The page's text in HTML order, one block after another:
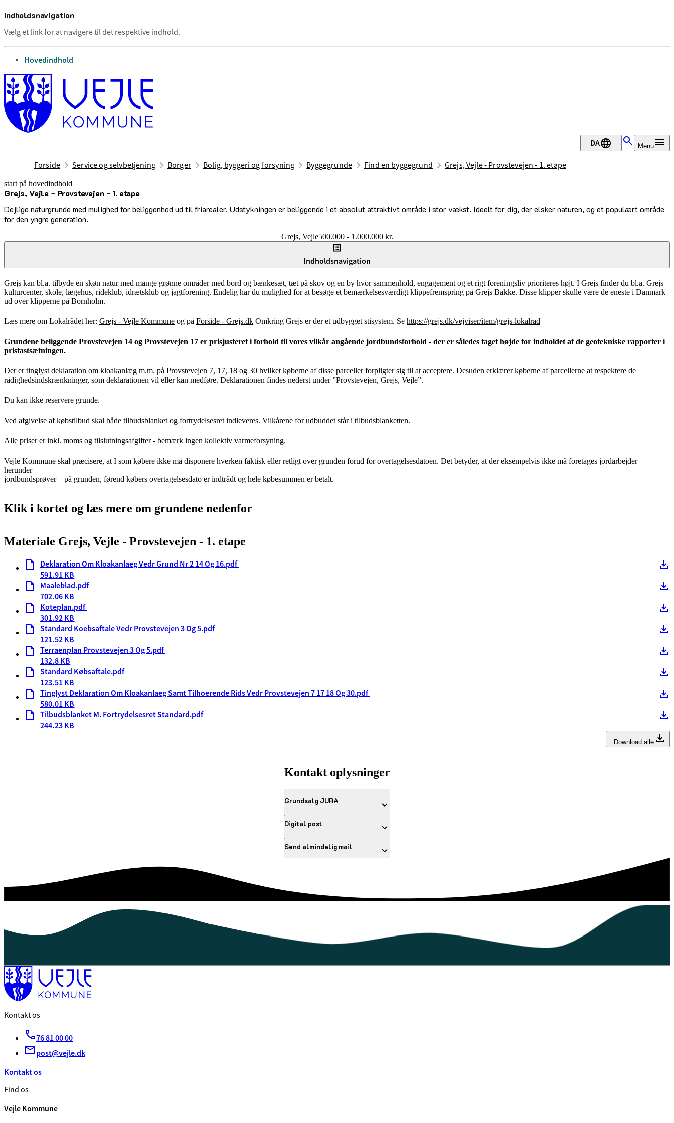
Indholdsnavigation
Vælg et link for at navigere til det respektive indhold.
gå til
Hovedindhold
DA Menu
Forside Service og selvbetjening Borger Bolig, byggeri og forsyning Byggegrunde Find en byggegrund Grejs, Vejle - Provstevejen - 1. etape
start på hovedindhold
Grejs, Vejle - Provstevejen - 1. etape
Dejlige naturgrunde med mulighed for beliggenhed ud til friarealer. Udstykningen er beliggende i et absolut attraktivt område i stor vækst. Ideelt for dig, der elsker naturen, og et populært område
for den yngre generation.
senest opdateret 18. februar 2026
Grejs, Vejle500.000 - 1.000.000 kr.
Indholdsnavigation
Grejs er en åben, selvstændig og viljestærk by med en betagende udsigt til Grejsdalen, som gør det svært ikke at blive en smule poetisk. Grejs er beliggende ved Østjyske Motorvej syv kilometer nord for Vejle,
hvilket gør transportforbindelserne til motorvejsnettet rigtig gode. Under 15 minutters kørsel til centrum af attraktive Vejle, og på under en halv time når du Horsens, Brande, Kolding og Billund.
Grejs kan bl.a. tilbyde en skøn natur med mange grønne områder med bord og bænkesæt, tæt på skov og en by hvor sammenhold, engagement og et rigt foreningsliv prioriteres højt. I Grejs finder du bl.a. Grejs
kulturcenter, skole, lægehus, rideklub, idrætsklub og jagtforening. Endelig har du mulighed for at besøge et bemærkelsesværdigt klippefremspring på Grejs Bakke. Disse klipper skulle være de eneste i Danmark
ud over klipperne på Bornholm.
Læs mere om Lokalrådet her: Grejs - Vejle Kommune og på Forside - Grejs.dk Omkring Grejs er der et udbygget stisystem. Se https://grejs.dk/vejviser/item/grejs-lokalrad
Grundene beliggende Provstevejen 14 og Provstevejen 17 er prisjusteret i forhold til vores vilkår angående jordbundsforhold - der er således taget højde for indholdet af de geotekniske rapporter i
prisfastsætningen.
Der er tinglyst deklaration om kloakanlæg m.m. på Provstevejen 7, 17, 18 og 30 hvilket køberne af disse parceller forpligter sig til at acceptere. Desuden erklærer køberne af parcellerne at respektere de
rådighedsindskrænkninger, som deklarationen vil eller kan medføre. Deklarationen findes nederst under ”Provstevejen, Grejs, Vejle”.
Du kan ikke reservere grunde.
Ved afgivelse af købstilbud skal både tilbudsblanket og fortrydelsesret indleveres. Vilkårene for udbuddet står i tilbudsblanketten.
Alle priser er inkl. moms og tilslutningsafgifter - bemærk ingen kollektiv varmeforsyning.
Vejle Kommune skal præcisere, at I som købere ikke må disponere hverken faktisk eller retligt over grunden forud for overtagelsesdatoen. Det betyder, at der eksempelvis ikke må foretages jordarbejder –
herunder
jordbundsprøver – på grunden, førend købers overtagelsesdato er indtrådt og hele købesummen er betalt.
Klik i kortet og læs mere om grundene nedenfor
Materiale Grejs, Vejle - Provstevejen - 1. etape
Deklaration Om Kloakanlaeg Vedr Grund Nr 2 14 Og 16.pdf
591.91 KB
Maaleblad.pdf
702.06 KB
Koteplan.pdf
301.92 KB
Standard Koebsaftale Vedr Provstevejen 3 Og 5.pdf
121.52 KB
Terraenplan Provstevejen 3 Og 5.pdf
132.8 KB
Standard Købsaftale.pdf
123.51 KB
Tinglyst Deklaration Om Kloakanlaeg Samt Tilhoerende Rids Vedr Provstevejen 7 17 18 Og 30.pdf
580.01 KB
Tilbudsblanket M. Fortrydelsesret Standard.pdf
244.23 KB
Download alle
Kontakt oplysninger
Grundsalg JURA
Digital post
Send almindelig mail
Kontakt os
76 81 00 00
post@vejle.dk
Kontakt os
Find os
Vejle Kommune